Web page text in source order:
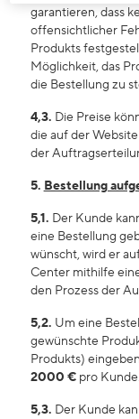
garantieren, dass
offensichtlicher
Produkts
Möglichkeit, das
die Bestellung zu
4,3. Die Preise
die auf der
der
5. Bestellung
5,1. Der Kunde
eine Bestellung
wünscht, wird er
Center mithilfe
den Prozess der
5,2. Um eine
gewünschte
Produkts)
2000 € pro Kunde.
5,3. Der Kunde